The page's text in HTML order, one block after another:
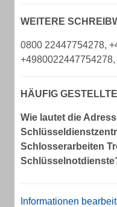
WEITERE
0800 22447754278,
HÄUFIG
Wie lautet die
Schlosserarbeiten
Informationen